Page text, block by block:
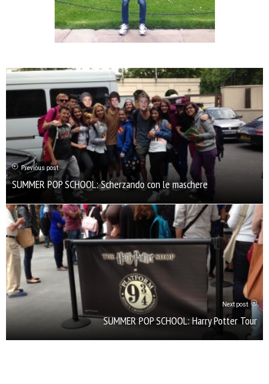
Previous post
SUMMER POP SCHOOL: Scherzando con le maschere
Next post
SUMMER POP SCHOOL: Harry Potter Tour